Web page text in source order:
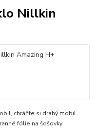
Nillkin
chráňte si drahý mobil
fólie na šošovky